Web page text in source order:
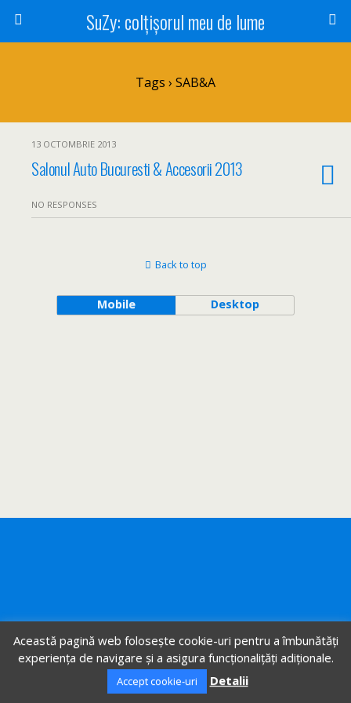
SuZy: colţişorul meu de lume
Tags › SAB&A
13 OCTOMBRIE 2013
Salonul Auto Bucuresti & Accesorii 2013
NO RESPONSES
Back to top
Mobile Desktop
Această pagină web folosește cookie-uri pentru a îmbunătăți
experiența de navigare și a asigura funcționalițăți adiționale.
Accept cookie-uri Detalii